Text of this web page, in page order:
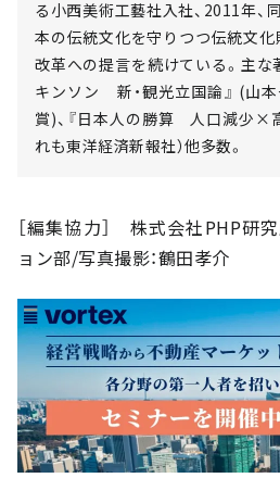
る小西美術工藝社入社、2011年、
本の伝統文化を守りつつ伝統文
改革への提言を続けている。主な
キンソン 新・観光立国論』 (山
賞)、『日本人の勝算 人口減少×
れも東洋経済新報社）他多数。
［編集協力］ 株式会社PHP研
ョン部/写真撮影：鶴田孝介